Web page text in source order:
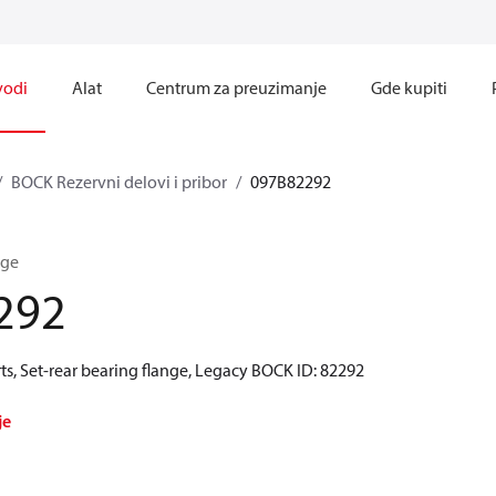
Alat Centrum za preuzimanje Gde kupiti
BOCK Rezervni delovi i pribor 097B82292
Set-rear bearing flange, Legacy BOCK ID: 82292